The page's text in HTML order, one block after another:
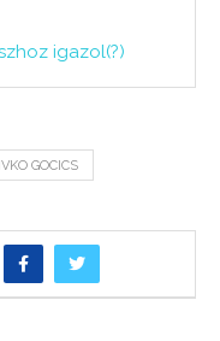
igazol(?)
GOCICS